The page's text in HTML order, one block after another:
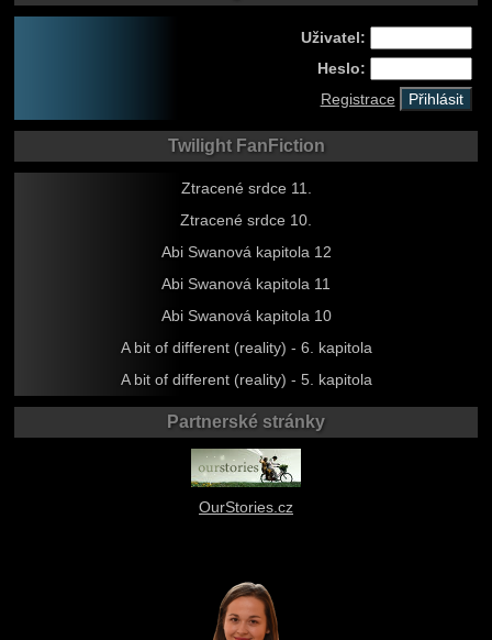
Uživatel:
Heslo:
Registrace
Twilight FanFiction
Ztracené srdce 11.
Ztracené srdce 10.
Abi Swanová kapitola 12
Abi Swanová kapitola 11
Abi Swanová kapitola 10
A bit of different (reality) - 6. kapitola
A bit of different (reality) - 5. kapitola
Partnerské stránky
OurStories.cz